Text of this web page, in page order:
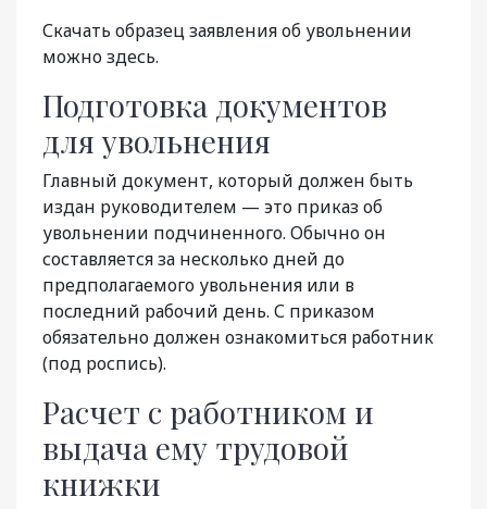
Скачать образец заявления об увольнении
можно здесь.
Подготовка документов
для увольнения
Главный документ, который должен быть
издан руководителем — это приказ об
увольнении подчиненного. Обычно он
составляется за несколько дней до
предполагаемого увольнения или в
последний рабочий день. С приказом
обязательно должен ознакомиться работник
(под роспись).
Расчет с работником и
выдача ему трудовой
книжки